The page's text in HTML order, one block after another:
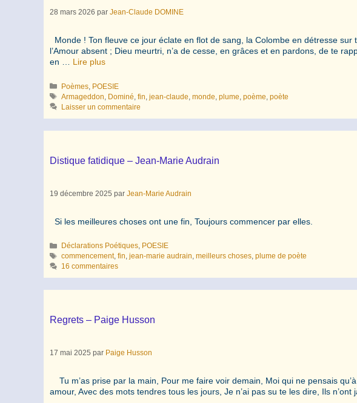
28 mars 2026 par Jean-Claude DOMINE
Monde ! Ton fleuve ce jour éclate en flot de sang, la Colombe en détresse
l’Amour absent ; Dieu meurtri, n’a de cesse, en grâces et en pardons, de te
en … Lire plus
Catégories
Poèmes POESIE
Étiquettes
Armageddon Dominé ,fin ,jean-claude ,monde ,plume ,poème ,poète
Laisser un commentaire
Distique fatidique – Jean-Marie Audrain
19 décembre 2025 par Jean-Marie Audrain
Si les meilleures choses ont une fin, Toujours commencer par elles.
Catégories
Déclarations Poétiques, POESIE
Étiquettes
commencement,fin,jean-marie audrain,meilleurs choses,plume de poète
16 commentaires
Regrets – Paige Husson
17 mai 2025 par Paige Husson
Tu m’as prise par la main, Pour me faire voir demain, Moi qui ne pensais
amour, Avec des mots tendres tous les jours, Je n’ai pas su te les dire, Ils